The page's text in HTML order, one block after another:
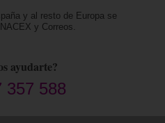
y al resto de Europa se
y Correos.
ayudarte?
357 588